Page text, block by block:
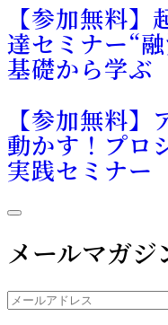
【参加無料
達セミナー“
基礎から学ぶ
【参加無料
動かす！プロ
実践セミナー
メールマガジ